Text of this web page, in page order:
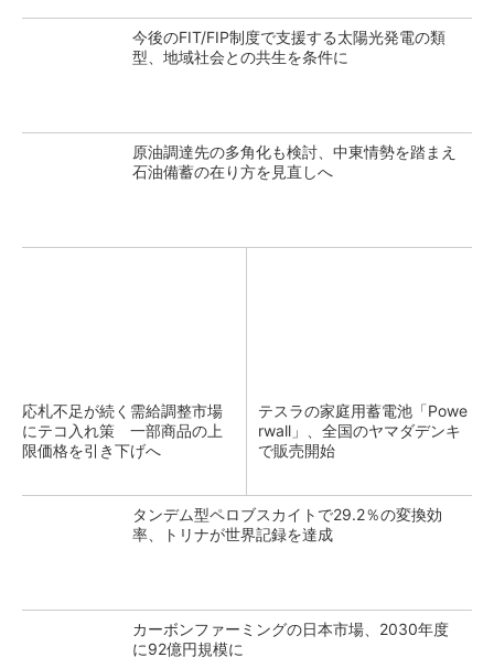
今後のFIT/FIP制度で支援する太陽光発電の類
型、地域社会との共生を条件に
原油調達先の多角化も検討、中東情勢を踏まえ
石油備蓄の在り方を見直しへ
応札不足が続く需給調整市場
にテコ入れ策 一部商品の上
限価格を引き下げへ
テスラの家庭用蓄電池「Powe
rwall」、全国のヤマダデンキ
で販売開始
タンデム型ペロブスカイトで29.2％の変換効
率、トリナが世界記録を達成
カーボンファーミングの日本市場、2030年度
に92億円規模に